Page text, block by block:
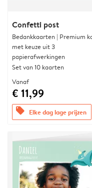
Confetti post
Bedankkaarten | Premium
met keuze uit 3
papierafwerkingen
Set van 10 kaarten
Vanaf
€ 11,99
offers Elke dag lage prijzen